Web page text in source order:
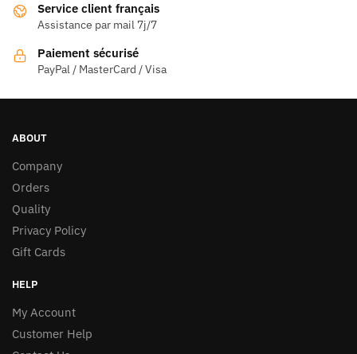
choisies
la
page
Service client français
Assistance par mail 7j/7
Paiement sécurisé
PayPal / MasterCard / Visa
ABOUT
Company
Orders
Quality
Privacy Policy
Gift Cards
HELP
My Account
Customer Help